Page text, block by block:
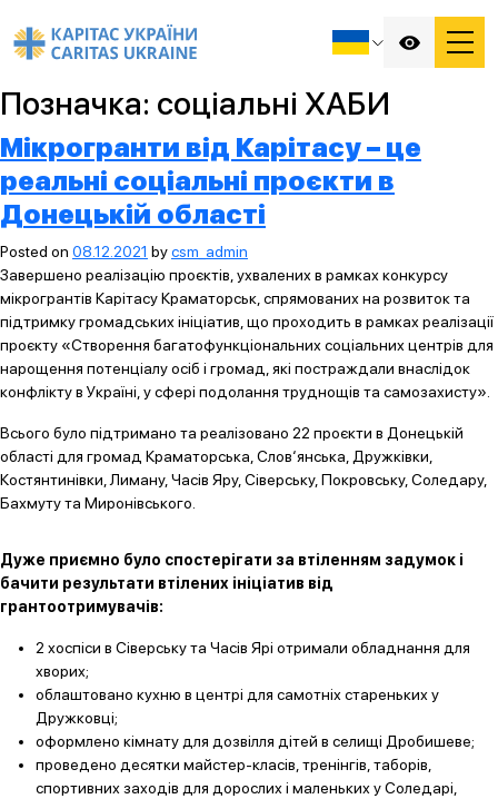
Позначка: соціальні ХАБИ
Мікрогранти від Карітасу – це
реальні соціальні проєкти в
Донецькій області
Posted on 08.12.2021 bycsm_admin
Завершено реалізацію проєктів, ухвалених в рамках конкурсу
мікрогрантів Карітасу Краматорськ, спрямованих на розвиток та
підтримку громадських ініціатив, що проходить в рамках реалізації
проєкту «Створення багатофункціональних соціальних центрів для
нарощення потенціалу осіб і громад, які постраждали внаслідок
конфлікту в Україні, у сфері подолання труднощів та самозахисту».
Всього було підтримано та реалізовано 22 проєкти в Донецькій
області для громад Краматорська, Слов‘янська, Дружківки,
Костянтинівки, Лиману, Часів Яру, Сіверську, Покровську, Соледару,
Бахмуту та Миронівського.
Дуже приємно було спостерігати за втіленням задумок і
бачити результати втілених ініціатив від
грантоотримувачів:
2 хоспіси в Сіверську та Часів Ярі отримали обладнання для
хворих;
облаштовано кухню в центрі для самотніх стареньких у
Дружковці;
оформлено кімнату для дозвілля дітей в селищі Дробишеве;
проведено десятки майстер-класів, тренінгів, таборів,
спортивних заходів для дорослих і маленьких у Соледарі,